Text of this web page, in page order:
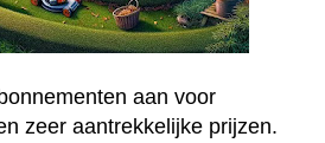
aan voor
zeer aantrekkelijke prijzen.